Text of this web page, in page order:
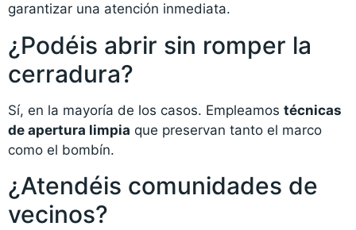
garantizar una atención inmediata.
¿Podéis abrir sin romper la
cerradura?
Sí, en la mayoría de los casos. Empleamos técnicas
de apertura limpia que preservan tanto el marco
como el bombín.
¿Atendéis comunidades de
vecinos?